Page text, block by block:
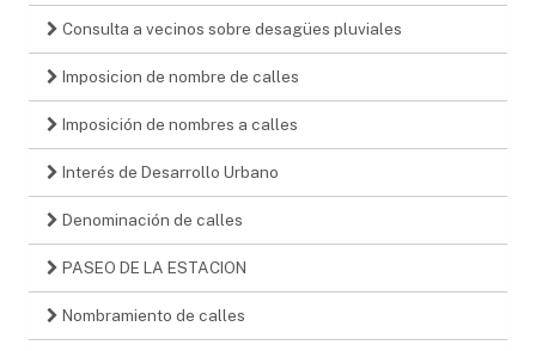
Consulta a vecinos sobre desagües pluviales
Imposicion de nombre de calles
Imposición de nombres a calles
Interés de Desarrollo Urbano
Denominación de calles
PASEO DE LA ESTACION
Nombramiento de calles